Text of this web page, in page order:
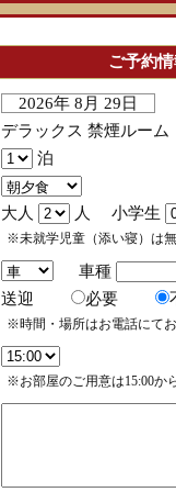
ご予約
2026年 8月 29日
デラックス 禁煙ルー
泊
大人 人 小学生
※未就学児童（添い寝）は無
車種
送迎
必要
※時間・場所はお電話にてお
※お部屋のご用意は15:00か